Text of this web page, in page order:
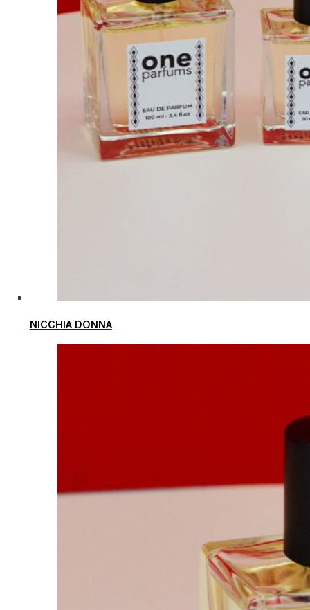
NICCHIA DONNA